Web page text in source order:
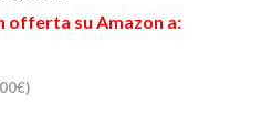
offerta su Amazon a: